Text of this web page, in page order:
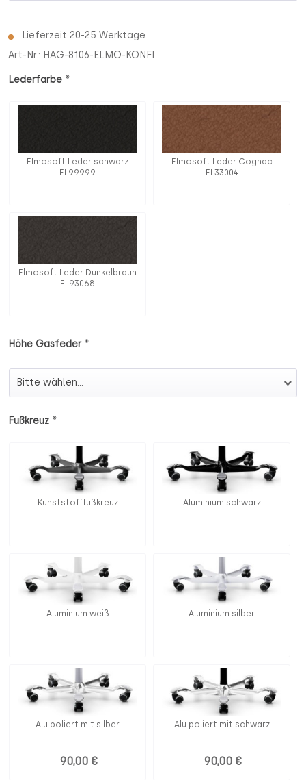
Lieferzeit 20-25 Werktage
Art-Nr.: HAG-8106-ELMO-KONFI
Lederfarbe *
Elmosoft Leder schwarz
EL99999
Elmosoft Leder Cognac
EL33004
Elmosoft Leder Dunkelbraun
EL93068
Höhe Gasfeder*
Höhe Gasfeder
Fußkreuz *
Kunststofffußkreuz Aluminium schwarz
Aluminium weiß Aluminium silber
Alu poliert mit silber
90,00 €
Alu poliert mit schwarz
90,00 €